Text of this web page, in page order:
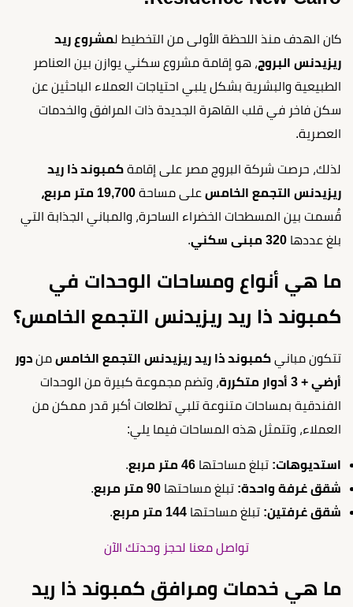
كان الهدف منذ اللحظة الأولى من التخطيط لمشروع ريد
ريزيدنس البروج، هو إقامة مشروع سكني يوازن بين العناصر
الطبيعية والبشرية بشكل يلبي احتياجات العملاء الباحثين عن
سكن فاخر في قلب القاهرة الجديدة ذات المرافق والخدمات
العصرية.
لذلك، حرصت شركة البروج مصر على إقامة كمبوند ذا ريد
ريزيدنس التجمع الخامس على مساحة 19,700 متر مربع،
قُسمت بين المسطحات الخضراء الساحرة، والمباني الجذابة التي
بلغ عددها 320 مبنى سكني .
ما هي أنواع ومساحات الوحدات في
كمبوند ذا ريد ريزيدنس التجمع الخامس؟
تتكون مباني كمبوند ذا ريد ريزيدنس التجمع الخامس من دور
أرضي + 3 أدوار متكررة
، وتضم مجموعة كبيرة من الوحدات
الفندقية بمساحات متنوعة تلبي تطلعات أكبر قدر ممكن من
العملاء، وتتمثل هذه المساحات فيما يلي:
استديوهات: تبلغ مساحتها 46 متر مربع
.
شقق غرفة واحدة: تبلغ مساحتها 90 متر مربع
.
شقق غرفتين: تبلغ مساحتها 144 متر مربع .
تواصل معنا لحجز وحدتك الآن
ما هي خدمات ومرافق كمبوند ذا ريد